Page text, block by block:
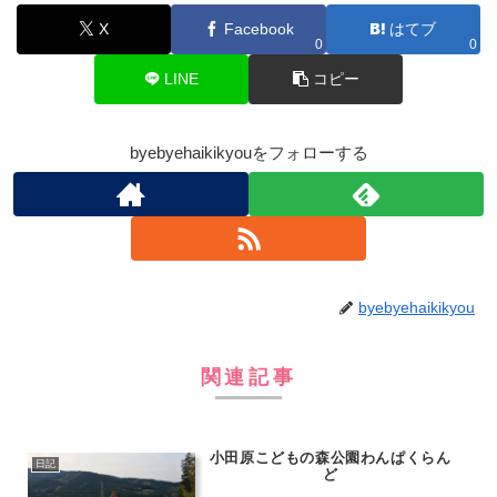
X Facebook
0
はてブ
0
LINE コピー
byebyehaikikyouをフォローする
byebyehaikikyou
関連記事
日記
小田原こどもの森公園わんぱくらん
ど